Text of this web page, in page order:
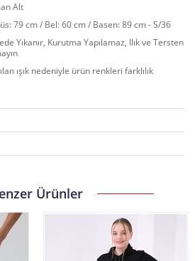
Alt
79 cm / Bel: 60 cm / Basen: 89 cm - S/36
Yıkanır, Kurutma Yapılamaz, Ilık ve Tersten
ışık nedeniyle ürün renkleri farklılık
Ürünler